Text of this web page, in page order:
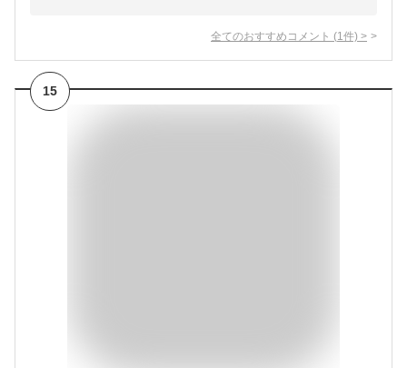
全てのおすすめコメント (1 件) >
15